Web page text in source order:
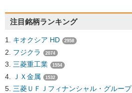
注目銘柄ランキング
キオクシア HD 2958
フジクラ 2074
三菱重工業 1554
ＪＸ金属 1532
三菱ＵＦＪフィナンシャル・グループ